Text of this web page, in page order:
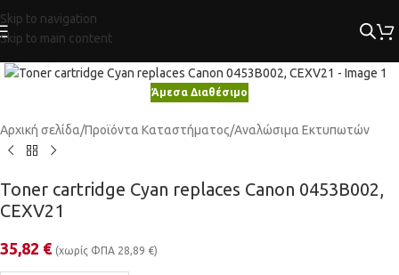
Skip to navigation
Skip to main content
Άμεσα Διαθέσιμο
Αρχική σελίδα/Προϊόντα Καταστήματος/Αναλώσιμα Εκτυπωτών
Toner cartridge Cyan replaces Canon 0453B002,
CEXV21
35,82 € (χωρίς ΦΠΑ 28,89 €)